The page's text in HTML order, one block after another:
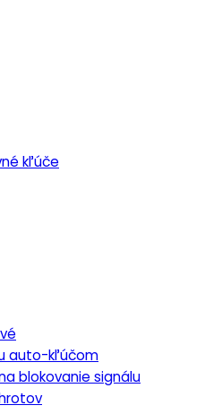
kľúče
auto-kľúčom
blokovanie signálu